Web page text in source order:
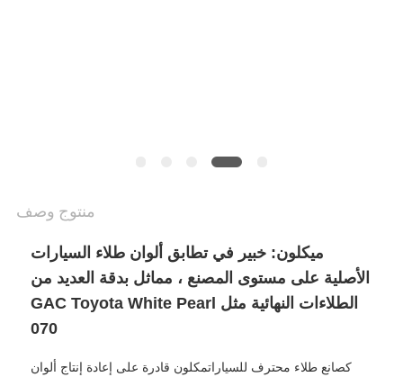
منتوج وصف
ميكلون: خبير في تطابق ألوان طلاء السيارات
الأصلية على مستوى المصنع ، مماثل بدقة العديد من
الطلاءات النهائية مثل GAC Toyota White Pearl
070
كصانع طلاء محترف للسياراتمكلون قادرة على إعادة إنتاج ألوان